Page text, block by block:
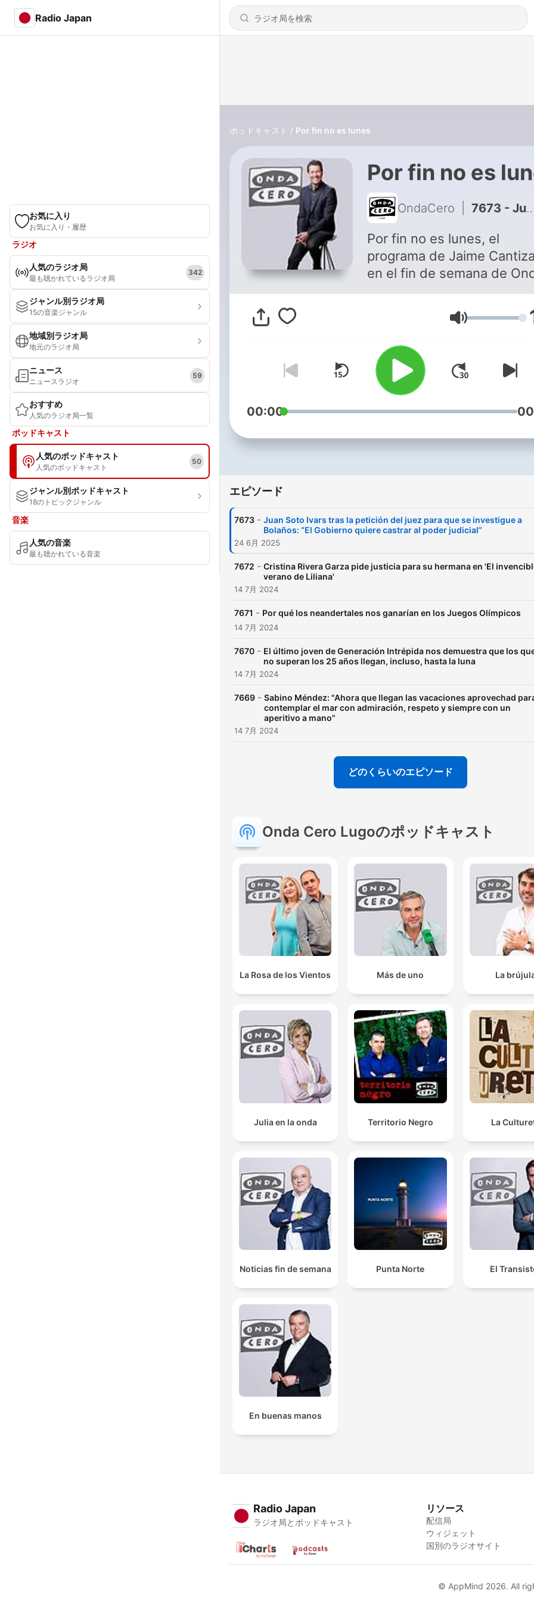
Radio Japan
お気に入り
お気に入り・履歴
ラジオ
人気のラジオ局
最も聴かれているラジオ局
342
ジャンル別ラジオ局
15の音楽ジャンル
地域別ラジオ局
地元のラジオ局
ニュース
ニュースラジオ
59
おすすめ
人気のラジオ局一覧
ポッドキャスト
人気のポッドキャスト
人気のポッドキャスト
50
ジャンル別ポッドキャスト
18のトピックジャンル
音楽
人気の音楽
最も聴かれている音楽
ポッドキャスト Por fin no es lunes
Por fin no es
OndaCero 7673 - Juan Soto Ivars tras la petición del juez para que se investigue a Bolaños: “El Gobierno quiere castrar al poder judicial”
Por fin no es lunes, el
programa de Jaime
en el fin de semana de
Cero
音量
00:00
エピソード
7673 - Juan Soto Ivars tras la petición del juez para que se investigue a
Bolaños: “El Gobierno quiere castrar al poder judicial”
24 6月 2025
7672 - Cristina Rivera Garza pide justicia para su hermana en 'El
verano de Liliana'
14 7月 2024
7671 - Por qué los neandertales nos ganarían en los Juegos Olímpicos
14 7月 2024
7670 - El último joven de Generación Intrépida nos demuestra que los
no superan los 25 años llegan, incluso, hasta la luna
14 7月 2024
7669 - Sabino Méndez: "Ahora que llegan las vacaciones aprovechad
contemplar el mar con admiración, respeto y siempre con un
aperitivo a mano"
14 7月 2024
どのくらいのエピソード
Onda Cero Lugoのポッドキャスト
La Rosa de los Vientos Más de uno La
Julia en la onda Territorio Negro La
Noticias fin de semana Punta Norte El
En buenas manos
Radio Japan
ラジオ局とポッドキャスト
リソース
配信局
ウィジェット
国別のラジオサイト
© AppMind 2026. All